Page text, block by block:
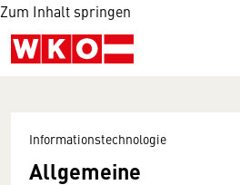
Zum Inhalt springen
Informationstechnologie
Allgemeine